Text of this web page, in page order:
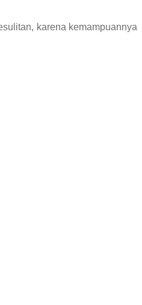
karena kemampuannya